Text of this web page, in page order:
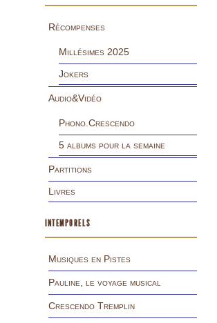
Récompenses
Millésimes 2025
Jokers
Audio&Vidéo
Phono.Crescendo
5 albums pour la semaine
Partitions
Livres
INTEMPORELS
Musiques en Pistes
Pauline, le voyage musical
Crescendo Tremplin